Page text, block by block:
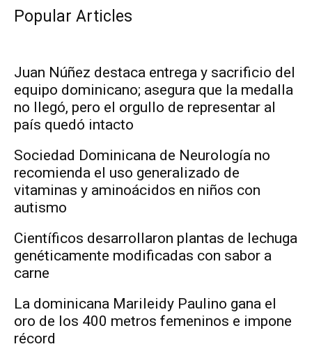
Popular Articles
Juan Núñez destaca entrega y sacrificio del
equipo dominicano; asegura que la medalla
no llegó, pero el orgullo de representar al
país quedó intacto
Sociedad Dominicana de Neurología no
recomienda el uso generalizado de
vitaminas y aminoácidos en niños con
autismo
Científicos desarrollaron plantas de lechuga
genéticamente modificadas con sabor a
carne
La dominicana Marileidy Paulino gana el
oro de los 400 metros femeninos e impone
récord